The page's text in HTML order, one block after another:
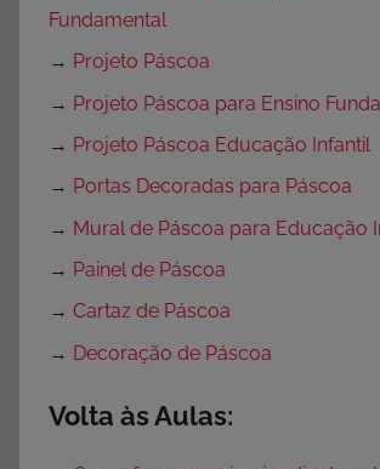
Fundamental
→ Projeto Páscoa
→ Projeto Páscoa para Ensino
→ Projeto Páscoa Educação Infantil
→ Portas Decoradas para Páscoa
→ Mural de Páscoa para Educação
→ Painel de Páscoa
→ Cartaz de Páscoa
→ Decoração de Páscoa
Volta às Aulas: